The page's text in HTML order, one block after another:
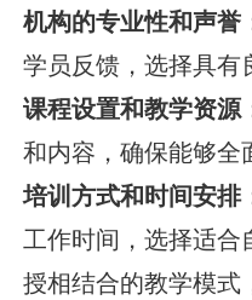
机构的专业性和声誉
学员反馈，选择具有
课程设置和教学资源
和内容，确保能够全
培训方式和时间安排
工作时间，选择适合
授相结合的教学模式